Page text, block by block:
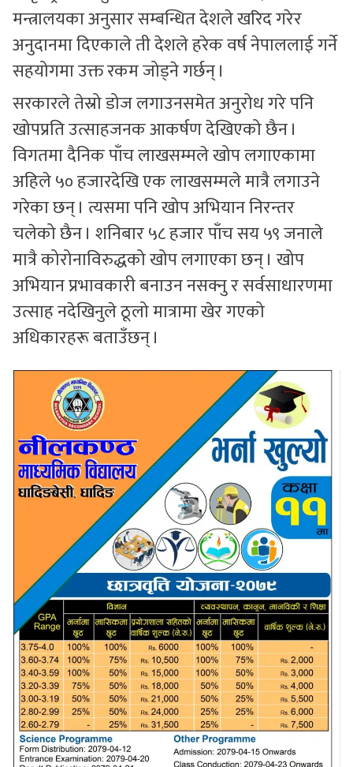
मन्त्रालयका अनुसार सम्बन्धित देशले खरिद गरेर
अनुदानमा दिएकाले ती देशले हरेक वर्ष नेपाललाई गर्ने
सहयोगमा उक्त रकम जोड्ने गर्छन् ।
सरकारले तेस्रो डोज लगाउनसमेत अनुरोध गरे पनि
खोपप्रति उत्साहजनक आकर्षण देखिएको छैन ।
विगतमा दैनिक पाँच लाखसम्मले खोप लगाएकामा
अहिले ५० हजारदेखि एक लाखसम्मले मात्रै लगाउने
गरेका छन् । त्यसमा पनि खोप अभियान निरन्तर
चलेको छैन । शनिबार ५८ हजार पाँच सय ५९ जनाले
मात्रै कोरोनाविरुद्धको खोप लगाएका छन् । खोप
अभियान प्रभावकारी बनाउन नसक्नु र सर्वसाधारणमा
उत्साह नदेखिनुले ठूलो मात्रामा खेर गएको
अधिकारहरू बताउँछन् ।